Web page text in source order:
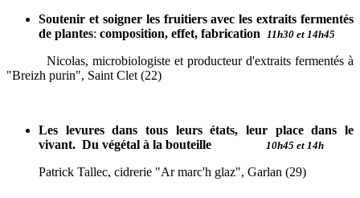
Soutenir et soigner les fruitiers avec les extraits fermentés
de plantes: composition, effet, fabrication 11h30 et 14h45
Nicolas, microbiologiste et producteur d'extraits fermentés à
"Breizh purin", Saint Clet (22)
Les levures dans tous leurs états, leur place dans le
vivant. Du végétal à la bouteille 10h45 et 14h
Patrick Tallec, cidrerie "Ar marc'h glaz", Garlan (29)